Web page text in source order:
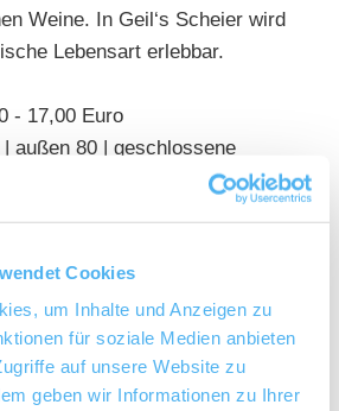
Cookies
um Inhalte und Anzeigen zu
für soziale Medien anbieten
auf unsere Website zu
geben wir Informationen zu Ihrer
Weine. In Geil‘s Scheier wird
Lebensart erlebbar.
- 17,00 Euro
außen 80 | geschlossene